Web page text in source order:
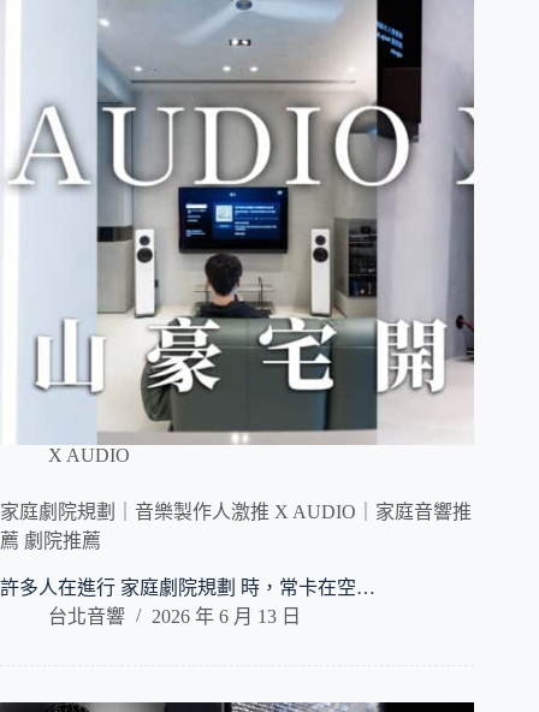
X AUDIO
家庭劇院規劃｜音樂製作人激推 X AUDIO｜家庭音響推
薦 劇院推薦
許多人在進行 家庭劇院規劃 時，常卡在空…
台北音響
2026 年 6 月 13 日